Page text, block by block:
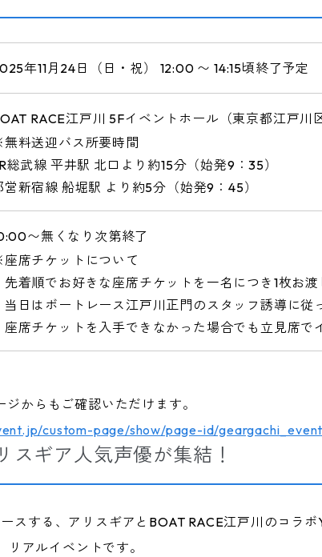
年11月24日（日・祝） 12:00 〜 14:15頃終了予定
RACE江戸川 5Fイベントホール（東京都江戸川
料送迎バス所要時間
総武線 平井駅 北口より約15分（始発9：35）
営新宿線 船堀駅 より約5分（始発9：45）
〜無くなり次第終了
席チケットについて
先着順でお好きな座席チケットを一名につき1枚お渡
当日はボートレース江戸川正門のスタッフ誘導に従
座席チケットを入手できなかった場合でも立見席で
からもご確認いただけます。
custom-page/show/page-id/
スギア人気声優が集結！
スする、アリスギアとBOAT RACE江戸川のコラ
アルイベントです。